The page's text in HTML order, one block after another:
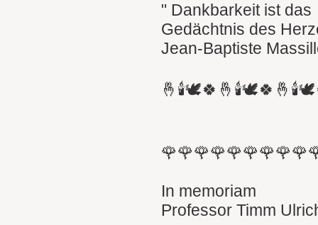
" Dankbarkeit ist das
Gedächtnis des
Jean-Baptiste
In memoriam
Professor Timm